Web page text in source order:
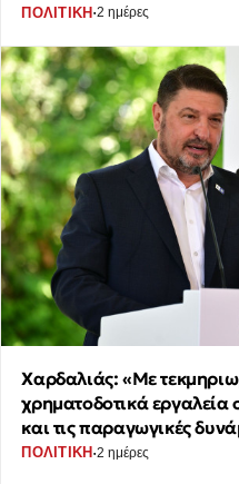
ΠΟΛΙΤΙΚΗ·2 ημέρες
Χαρδαλιάς: «Με
χρηματοδοτικά εργαλεία
και τις παραγωγικές
ΠΟΛΙΤΙΚΗ ·2 ημέρες